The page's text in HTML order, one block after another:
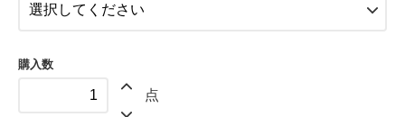
購入数
点